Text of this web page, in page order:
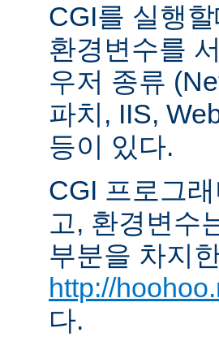
CGI를 실행
환경변수를
우저 종류
파치, IIS,
등이 있다.
CGI 프로그
고, 환경변수
부분을 차지
http://
다.